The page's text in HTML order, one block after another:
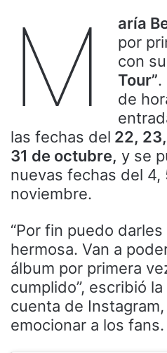
M aría
por
con
Tour”.
de
las fechas del 22,
31 de octubre, y se
nuevas fechas del 4,
noviembre.
“Por fin puedo
hermosa. Van a
álbum por primera
cumplido”, escribió
cuenta de
emocionar a los fans.